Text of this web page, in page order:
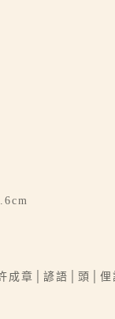
成章│諺語│頭│俚